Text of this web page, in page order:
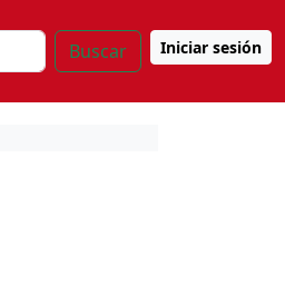
Buscar Iniciar sesión